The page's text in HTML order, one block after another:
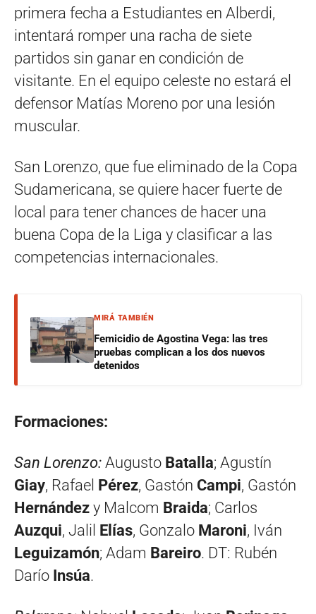
primera fecha a Estudiantes en Alberdi,
intentará romper una racha de siete
partidos sin ganar en condición de
visitante. En el equipo celeste no estará el
defensor Matías Moreno por una lesión
muscular.
San Lorenzo, que fue eliminado de la Copa
Sudamericana, se quiere hacer fuerte de
local para tener chances de hacer una
buena Copa de la Liga y clasificar a las
competencias internacionales.
MIRÁ TAMBIÉN
Femicidio de Agostina Vega: las tres
pruebas complican a los dos nuevos
detenidos
Formaciones:
San Lorenzo: Augusto Batalla; Agustín
Giay, Rafael Pérez, Gastón Campi, Gastón
Hernández y Malcom Braida; Carlos
Auzqui, Jalil Elías, Gonzalo Maroni, Iván
Leguizamón; Adam Bareiro. DT: Rubén
Darío Insúa.